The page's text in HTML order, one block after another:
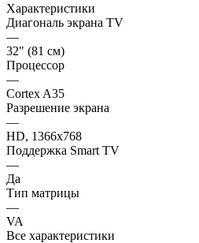
Характеристики
Диагональ экрана TV
—
32" (81 см)
Процессор
—
Cortex A35
Разрешение экрана
—
HD, 1366x768
Поддержка Smart TV
—
Да
Тип матрицы
—
VA
Все характеристики